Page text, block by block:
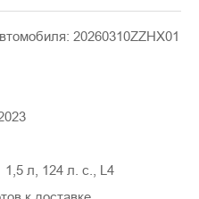
20260310ZZHX01
1,5 л, 124 л. с., L4